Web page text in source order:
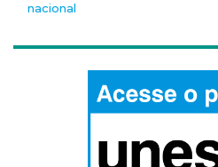
nacional